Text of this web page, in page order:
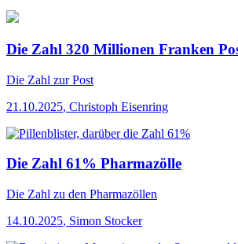
Die Zahl 320 Millionen Franken
Die Zahl zur Post
21.10.2025, Christoph Eisenring
Die Zahl 61% Pharmazölle
Die Zahl zu den Pharmazöllen
14.10.2025, Simon Stocker